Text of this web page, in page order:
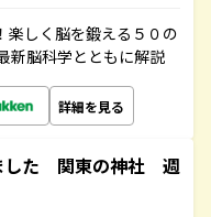
楽しく脳を鍛える５０の
新脳科学とともに解説
詳細を見る
した 関東の神社 週